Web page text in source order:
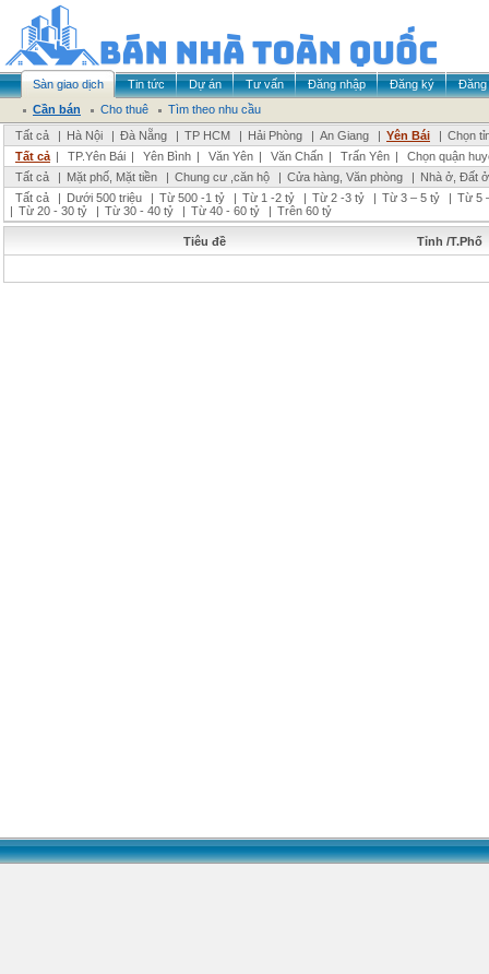
Sàn giao dịch Tin tức Dự án Tư vấn Đăng nhập Đăng ký
Đăng
Cần bán
Cho thuê
Tìm theo nhu cầu
Tất cả
| Hà Nội | Đà Nẵng | TP HCM | Hải Phòng | An Giang | Yên Bái | Chọn
Tất cả | TP.Yên Bái | Yên Bình | Văn Yên | Văn Chấn | Trấn Yên |
Chọn quận
Tất cả
| Mặt phố, Mặt tiền | Chung cư ,căn hộ | Cửa hàng, Văn phòng | Nhà ở, Đất ở
Tất cả
| Dưới 500 triệu | Từ 500 -1 tỷ | Từ 1 -2 tỷ | Từ 2 -3 tỷ | Từ 3 – 5 tỷ | Từ 5
| Từ 20 - 30 tỷ | Từ 30 - 40 tỷ | Từ 40 - 60 tỷ | Trên 60 tỷ
Tiêu đề Tỉnh /T.Phố